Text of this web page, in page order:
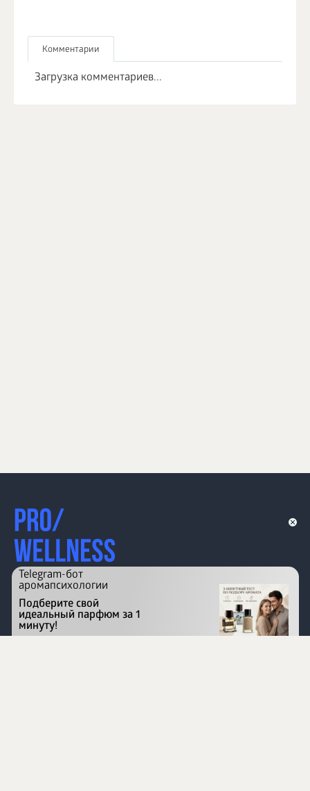
Комментарии
Загрузка комментариев...
Перейти на сайт
Telegram-бот
аромапсихологии
Подберите свой
идеальный парфюм за 1
минуту!